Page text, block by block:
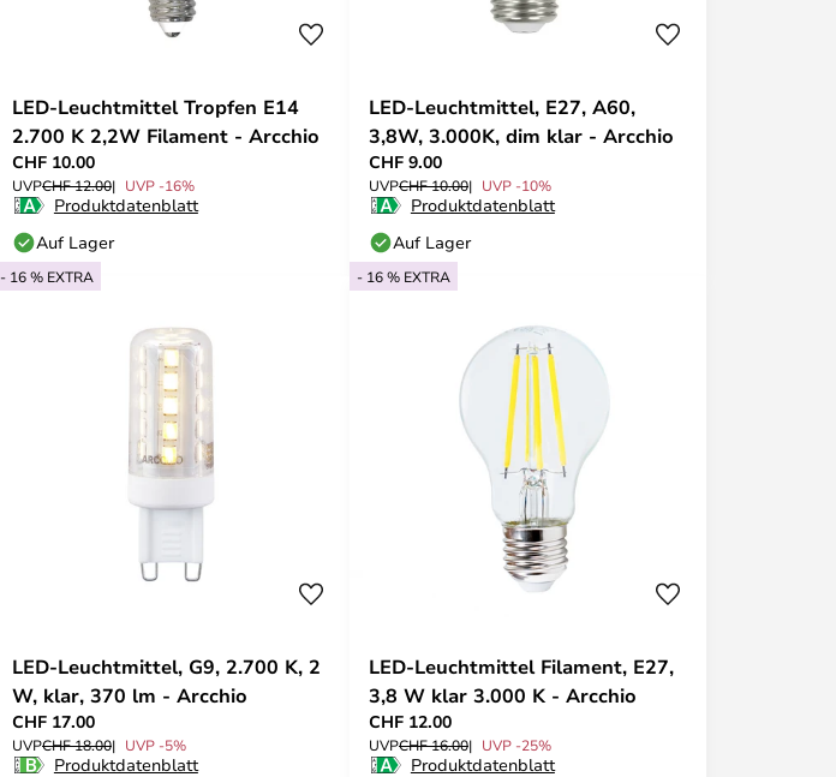
LED-Leuchtmittel Tropfen E14
2.700 K 2,2W Filament - Arcchio
CHF 10.00
UVPCHF 12.00 UVP -16%
Produktdatenblatt
Auf Lager
LED-Leuchtmittel, E27, A60,
3,8W, 3.000K, dim klar - Arcchio
CHF 9.00
UVPCHF 10.00 UVP -10%
Produktdatenblatt
Auf Lager
- 16 % EXTRA
LED-Leuchtmittel, G9, 2.700 K, 2
W, klar, 370 lm - Arcchio
CHF 17.00
UVPCHF 18.00 UVP -5%
Produktdatenblatt
- 16 % EXTRA
LED-Leuchtmittel Filament, E27,
3,8 W klar 3.000 K - Arcchio
CHF 12.00
UVPCHF 16.00 UVP -25%
Produktdatenblatt